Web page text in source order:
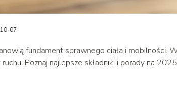
07
fundament sprawnego ciała i mobilności.
Poznaj najlepsze składniki i porady na